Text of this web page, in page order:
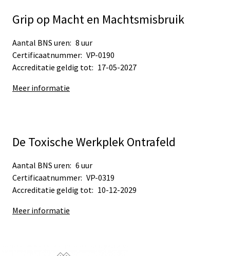
Grip op Macht en Machtsmisbruik
Aantal BNS uren: 8 uur
Certificaatnummer: VP-0190
Accreditatie geldig tot: 17-05-2027
Meer informatie
De Toxische Werkplek Ontrafeld
Aantal BNS uren: 6 uur
Certificaatnummer: VP-0319
Accreditatie geldig tot: 10-12-2029
Meer informatie